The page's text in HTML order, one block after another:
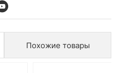
Похожие товары